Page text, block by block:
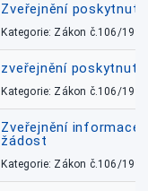
Zveřejnění
Kategorie: Zákon č.106/1999
zveřejnění
Kategorie: Zákon č.106/1999
Zveřejnění informace
žádost
Kategorie: Zákon č.106/1999